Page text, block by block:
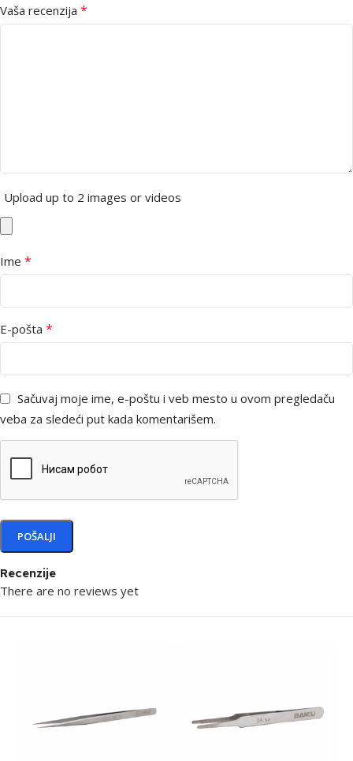
Recenzije
There are no reviews yet
Vaša recenzija *
Upload up to 2 images or videos
Ime *
E-pošta *
Sačuvaj moje ime, e-poštu i veb mesto u ovom pregledaču
veba za sledeći put kada komentarišem.